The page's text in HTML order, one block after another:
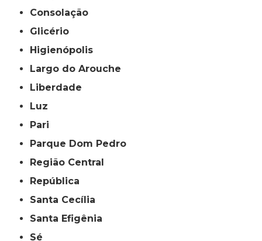
Consolação
Glicério
Higienópolis
Largo do Arouche
Liberdade
Luz
Pari
Parque Dom Pedro
Região Central
República
Santa Cecília
Santa Efigênia
Sé